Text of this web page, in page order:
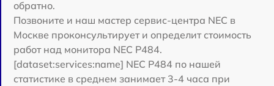
обратно.
Позвоните и наш мастер сервис-центра NEC в
Москве проконсультирует и определит стоимость
работ над монитора NEC P484.
[dataset:services:name] NEC P484 по нашей
статистике в среднем занимает 3-4 часа при